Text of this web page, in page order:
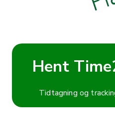
Hent
Tidtagning og